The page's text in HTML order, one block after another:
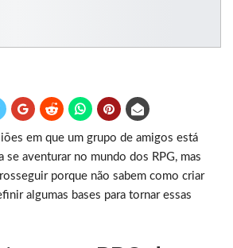
em que um grupo de amigos está
se aventurar no mundo dos RPG, mas
porque não sabem como criar
algumas bases para tornar essas